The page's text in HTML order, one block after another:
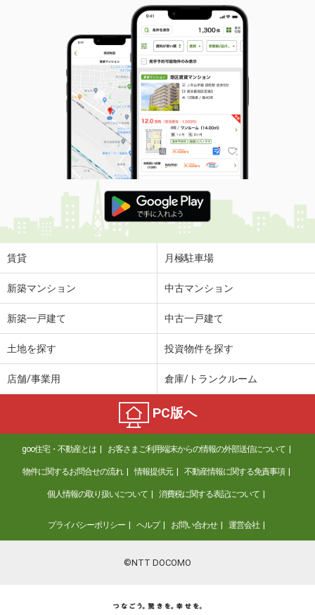
5.25万円
秋田県秋田市新屋前野町
専有面積 51.67m²
間取り
2DK
秋田県能代市字宮ノ前
価 格
4.80万円
住 所
秋田県能代市字宮ノ前
専有面積 41.01m²
間取り
2DK
秋田県秋田市広面字谷内佐渡
価 格
6.80万円
住 所
秋田県秋田市広面字谷内佐渡
秋田県秋田市仁井田本町４
秋田県秋田市仁井田本町４
秋田県能代市能代町字赤沼
価 格
4.85万円
住 所
秋田県能代市能代町字赤沼
間取り
ワンルーム
価 格
5.80万円
67.64m²
賃貸 月極駐車場
新築マンション 中古マンション
新築一戸建て 中古一戸建て
土地を探す 投資物件を探す
店舗/事業用 倉庫/トランクルーム
PC版へ
goo住宅・不動産とは お客さまご利用端末からの情報の外部送信について
物件に関するお問合せの流れ 情報提供元 不動産情報に関する免責事項
個人情報の取り扱いについて 消費税に関する表記について
プライバシーポリシー ヘルプ お問い合わせ 運営会社
©NTT DOCOMO